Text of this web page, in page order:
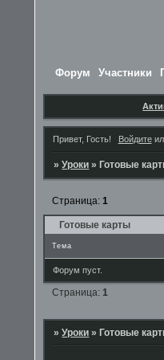
Форум Участники
Привет, Гость! Войдите
»Уроки » Готовые
Готовые карты
Страница:1
Тема
Форум пуст.
Страница: 1
»Уроки » Готовые